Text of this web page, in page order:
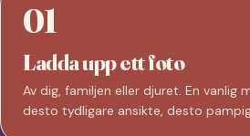
01
Ladda upp ett foto
Av dig, familjen eller djuret. En vanlig
desto tydligare ansikte, desto